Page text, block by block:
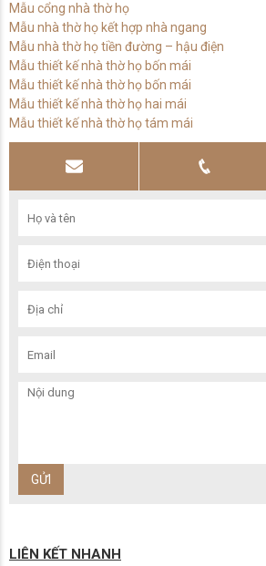
Mẫu cổng nhà thờ họ
Mẫu nhà thờ họ kết hợp nhà ngang
Mẫu nhà thờ họ tiền đường – hậu điện
Mẫu thiết kế nhà thờ họ bốn mái
Mẫu thiết kế nhà thờ họ bốn mái
Mẫu thiết kế nhà thờ họ hai mái
Mẫu thiết kế nhà thờ họ tám mái
LIÊN KẾT NHANH